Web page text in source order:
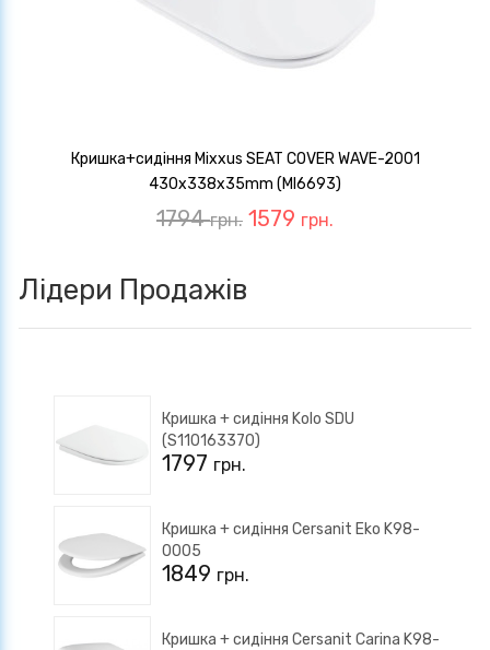
Кришка+сидіння Mixxus SEAT COVER WAVE-2001
430х338х35mm (MI6693)
1794грн. 1579 грн.
Лідери Продажів
Кришка + сидіння Kolo SDU
(S110163370)
1797 грн.
Кришка + сидіння Cersanit Eko K98-
0005
1849 грн.
Кришка + сидіння Cersanit Carina K98-